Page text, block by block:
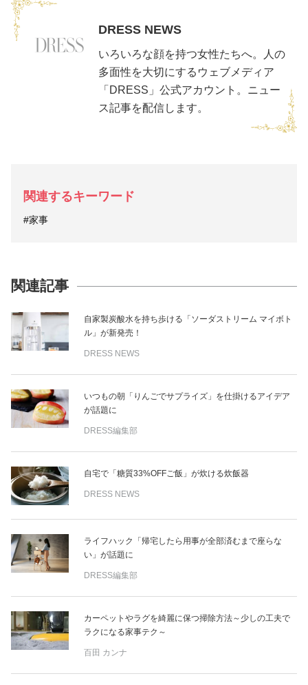
DRESS NEWS
いろいろな顔を持つ女性たちへ。人の
多面性を大切にするウェブメディア
「DRESS」公式アカウント。ニュー
ス記事を配信します。
関連するキーワード
#家事
関連記事
自家製炭酸水を持ち歩ける「ソーダストリーム マイボト
ル」が新発売！
DRESS NEWS
いつもの朝「りんごでサプライズ」を仕掛けるアイデア
が話題に
DRESS編集部
自宅で「糖質33%OFFご飯」が炊ける炊飯器
DRESS NEWS
ライフハック「帰宅したら用事が全部済むまで座らな
い」が話題に
DRESS編集部
カーペットやラグを綺麗に保つ掃除方法～少しの工夫で
ラクになる家事テク～
百田 カンナ